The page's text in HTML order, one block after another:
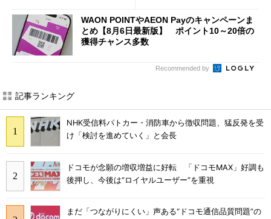
WAON POINTやAEON Payのキャンペーンま
とめ【8月6日最新版】 ポイント10～20倍の
獲得チャンス多数
Recommended by
記事ランキング
NHK受信料パトカー・消防車から徴収問題、猛反発を受
け「検討を進めていく」と会長
ドコモが念願の増収増益に好転 「ドコモMAX」好調も
後押し、今後は“ロイヤルユーザー”を重視
まだ「つながりにくい」声ある“ドコモ通信品質問題”の